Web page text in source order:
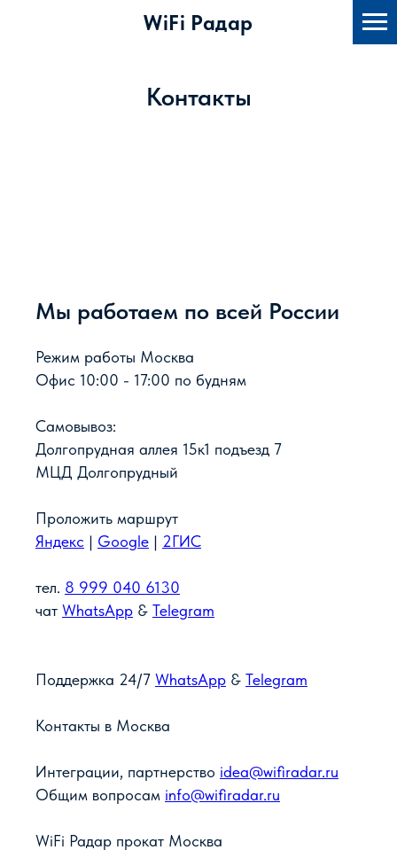
WiFi Радар
Контакты
Мы работаем по всей России
Режим работы Москва
Офис 10:00 - 17:00 по будням
Самовывоз:
Долгопрудная аллея 15к1 подъезд 7
МЦД Долгопрудный
Проложить маршрут
Яндекс | Google | 2ГИС
тел. 8 999 040 6130
чат WhatsApp & Telegram
Поддержка 24/7 WhatsApp & Telegram
Контакты в Москва
Интеграции, партнерство idea@wifiradar.ru
Общим вопросам info@wifiradar.ru
WiFi Радар прокат Москва